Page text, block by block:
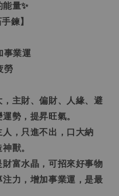
量✨
鍊】
事業運
勞
主財、偏財、人緣、避
勢，提昇旺氣。
，只進不出，口大納
獸。
富水晶，可招來好事物
力，增加事業運，是最